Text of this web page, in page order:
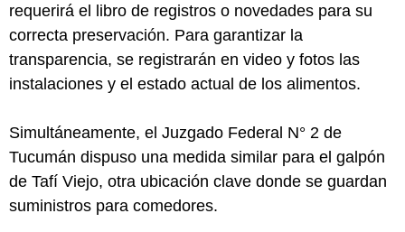
requerirá el libro de registros o novedades para su
correcta preservación. Para garantizar la
transparencia, se registrarán en video y fotos las
instalaciones y el estado actual de los alimentos.
Simultáneamente, el Juzgado Federal N° 2 de
Tucumán dispuso una medida similar para el galpón
de Tafí Viejo, otra ubicación clave donde se guardan
suministros para comedores.